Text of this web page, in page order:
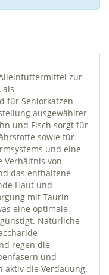
Alleinfuttermittel zur
als
für Seniorkatzen
ausgewählter
und Fisch sorgt für
sowie für
und eine
Verhältnis von
das enthaltene
Haut und
mit Taurin
eine optimale
Natürliche
regen die
und
aktiv die Verdauung.